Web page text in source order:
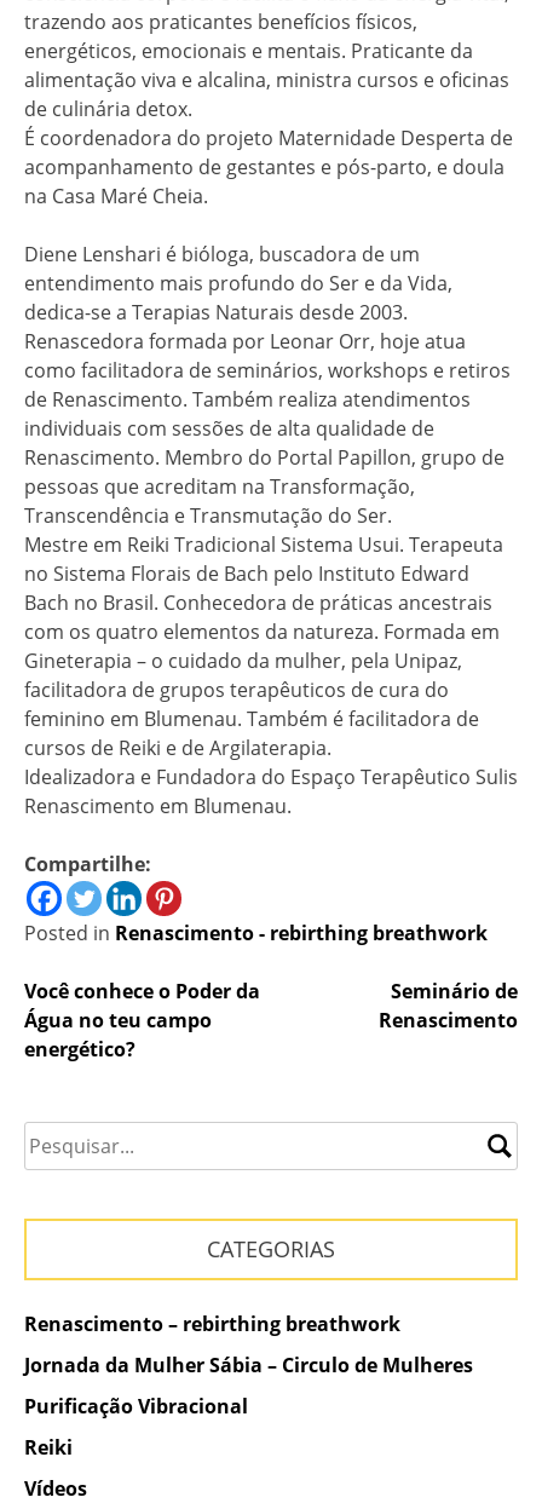
trazendo aos praticantes benefícios físicos,
energéticos, emocionais e mentais. Praticante da
alimentação viva e alcalina, ministra cursos e oficinas
de culinária detox.
É coordenadora do projeto Maternidade Desperta de
acompanhamento de gestantes e pós-parto, e doula
na Casa Maré Cheia.
Diene Lenshari é bióloga, buscadora de um
entendimento mais profundo do Ser e da Vida,
dedica-se a Terapias Naturais desde 2003.
Renascedora formada por Leonar Orr, hoje atua
como facilitadora de seminários, workshops e retiros
de Renascimento. Também realiza atendimentos
individuais com sessões de alta qualidade de
Renascimento. Membro do Portal Papillon, grupo de
pessoas que acreditam na Transformação,
Transcendência e Transmutação do Ser.
Mestre em Reiki Tradicional Sistema Usui. Terapeuta
no Sistema Florais de Bach pelo Instituto Edward
Bach no Brasil. Conhecedora de práticas ancestrais
com os quatro elementos da natureza. Formada em
Gineterapia – o cuidado da mulher, pela Unipaz,
facilitadora de grupos terapêuticos de cura do
feminino em Blumenau. Também é facilitadora de
cursos de Reiki e de Argilaterapia.
Idealizadora e Fundadora do Espaço Terapêutico Sulis
Renascimento em Blumenau.
Compartilhe:
Posted in Renascimento - rebirthing breathwork
Navegação
de
Você conhece o Poder da
Água no teu campo
energético?
Seminário de
Renascimento
CATEGORIAS
Renascimento – rebirthing breathwork
Jornada da Mulher Sábia – Circulo de Mulheres
Purificação Vibracional
Reiki
Vídeos